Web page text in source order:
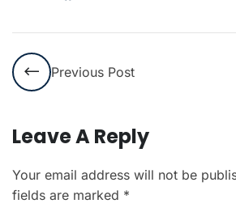
Previous Post
Leave A Reply
Your email address will not be
fields are marked *